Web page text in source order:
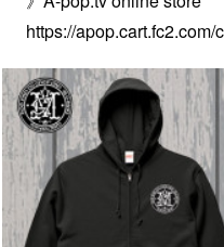
https://apop.cart.fc2.com/